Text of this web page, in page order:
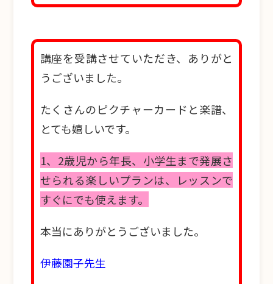
講座を受講させていただき、ありがと
うございました。
たくさんのピクチャーカードと楽譜、
とても嬉しいです。
1、2歳児から年長、小学生まで発展さ
せられる楽しいプランは、レッスンで
すぐにでも使えます。
本当にありがとうございました。
伊藤園子先生